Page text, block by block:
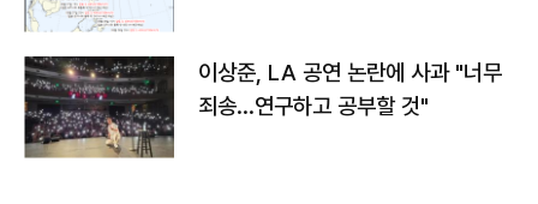
이상준, LA 공연 논란에 사과 "너무
죄송…연구하고 공부할 것"